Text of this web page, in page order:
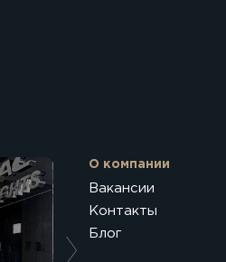
О компании
Вакансии
Контакты
Блог